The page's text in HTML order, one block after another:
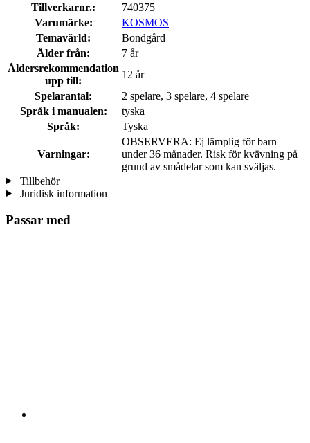
Tillverkarnr.:
740375
Varumärke:
KOSMOS
Temavärld:
Bondgård
Ålder från:
7 år
Åldersrekommendation
upp till:
12 år
Spelarantal:
2 spelare, 3 spelare, 4 spelare
Språk i manualen:
tyska
Språk:
Tyska
Varningar:
OBSERVERA: Ej lämplig för barn
under 36 månader. Risk för kvävning på
grund av smådelar som kan sväljas.
Tillbehör
Juridisk information
Passar med